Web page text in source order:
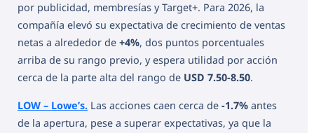
por publicidad, membresías y Target+. Para 2026, la
compañía elevó su expectativa de crecimiento de ventas
netas a alrededor de +4%, dos puntos porcentuales
arriba de su rango previo, y espera utilidad por acción
cerca de la parte alta del rango de USD 7.50-8.50.
LOW – Lowe’s. Las acciones caen cerca de -1.7% antes
de la apertura, pese a superar expectativas, ya que la